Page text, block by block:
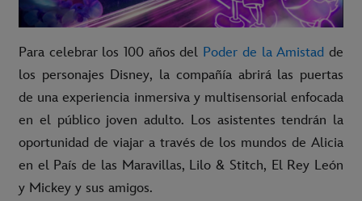
Para celebrar los 100 años del Poder de la Amistad de
los personajes Disney, la compañía abrirá las puertas
de una experiencia inmersiva y multisensorial enfocada
en el público joven adulto. Los asistentes tendrán la
oportunidad de viajar a través de los mundos de Alicia
en el País de las Maravillas, Lilo & Stitch, El Rey León
y Mickey y sus amigos.